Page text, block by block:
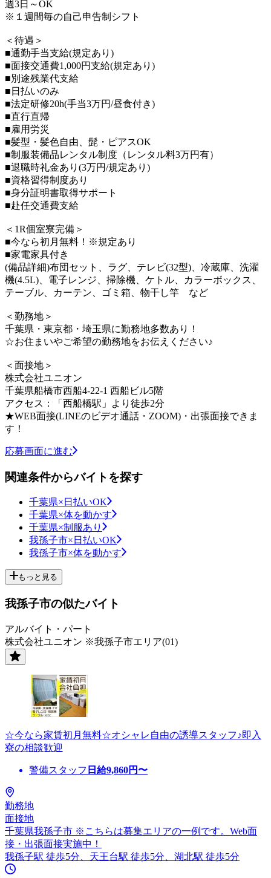
週3日～OK
※１週間毎の自己申告制シフト
＜待遇＞
■通勤手当支給(規定あり)
■面接交通費1,000円支給(規定あり)
■別途残業代支給
■日払いのみ
■法定研修20h(手当3万円/昼食付き)
■直行直帰
■雇用労災
■髪型・髪色自由、髭・ピアスOK
■制服装備品レンタル制度（レンタル料3万円有）
■退職時礼金あり(3万円/規定あり)
■資格習得制度あり
■身分証明書取得サポート
■赴任交通費支給
＜1R個室寮完備＞
■今なら初月無料！※規定あり
■家電家具付き
(備品詳細)布団セット、ラグ、テレビ(32型)、冷蔵庫、洗濯
機(4.5L)、電子レンジ、掃除機、ケトル、カラーボックス、
テーブル、カーテン、ゴミ箱、物干し竿 など
＜勤務地＞
千葉県・東京都・埼玉県に勤務地多数あり！
☆お住まいやご希望の勤務地をお伝えください♪
＜面接地＞
株式会社ユニオン
千葉県船橋市西船4-22-1 西船ビル5階
アクセス：「西船橋駅」より徒歩2分
★WEB面接(LINEのビデオ通話・ZOOM)・出張面接できま
す！
応募画面に進む
関連条件からバイトを探す
千葉県×日払いOK
千葉県×体を動かす
千葉県×制服あり
我孫子市×日払いOK
我孫子市×体を動かす
もっと見る
我孫子市の似たバイト
アルバイト・パート
株式会社ユニオン ※我孫子市エリア(01)
☆今なら家賃初月無料☆オシャレ自由の誘導スタッフ♪即入
寮の相談歓迎
警備スタッフ 日給9,860円〜
勤務地
面接地
千葉県我孫子市 ※こちらは募集エリアの一例です。Web面
接・出張面接実施中！
我孫子駅 徒歩5分、天王台駅 徒歩5分、湖北駅 徒歩5分